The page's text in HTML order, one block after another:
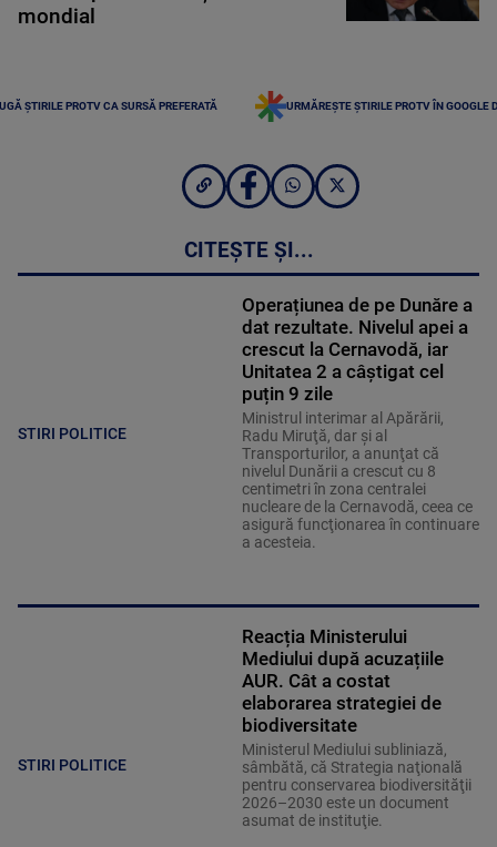
mondial
ȘTIRILE PROTV CA SURSĂ PREFERATĂ URMĂREȘTE ȘTIRILE PROTV ÎN GOOGLE
CITEȘTE ȘI...
STIRI POLITICE
Operațiunea de pe Dunăre a
dat rezultate. Nivelul apei a
crescut la Cernavodă, iar
Unitatea 2 a câștigat cel
puțin 9 zile
Ministrul interimar al Apărării,
Radu Miruţă, dar şi al
Transporturilor, a anunţat că
nivelul Dunării a crescut cu 8
centimetri în zona centralei
nucleare de la Cernavodă, ceea ce
asigură funcţionarea în continuare
a acesteia.
STIRI POLITICE
Reacția Ministerului
Mediului după acuzațiile
AUR. Cât a costat
elaborarea strategiei de
biodiversitate
Ministerul Mediului subliniază,
sâmbătă, că Strategia naţională
pentru conservarea biodiversităţii
2026–2030 este un document
asumat de instituţie.